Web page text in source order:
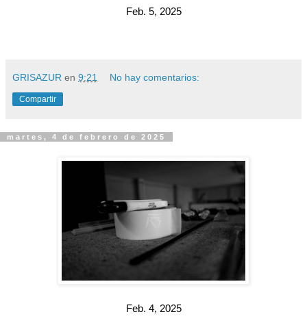
Feb. 5, 2025
GRISAZUR en 9:21 No hay comentarios:
Compartir
martes, 4 de febrero de 2025
Feb. 4, 2025